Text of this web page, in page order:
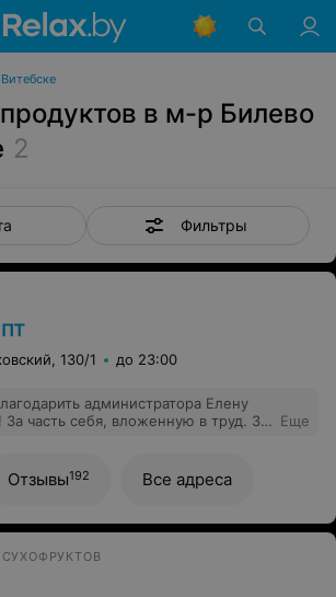
в м-р Билево
2
Фильтры
130/1 до 23:00
администратора Елену
За часть себя, вложенную в труд. За
значимости и важности нашего
и желаем вам благополучия,
и финансового благосостояния
Еще
Отзывы192 Все адреса